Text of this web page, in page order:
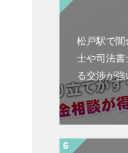
松戸駅で闇
士や司法書
る交渉が